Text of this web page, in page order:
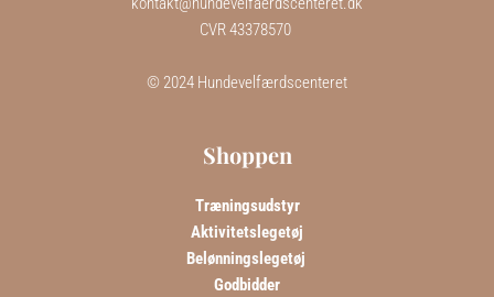
CVR 43378570
© 2024 Hundevelfærdscenteret
Shoppen
Træningsudstyr
Aktivitetslegetøj
Belønningslegetøj
Godbidder